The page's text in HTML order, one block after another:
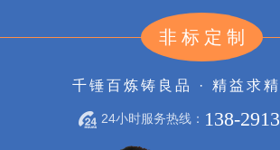
非标定制
千锤百炼铸良品 · 精益求
24小时服务热线： 138-